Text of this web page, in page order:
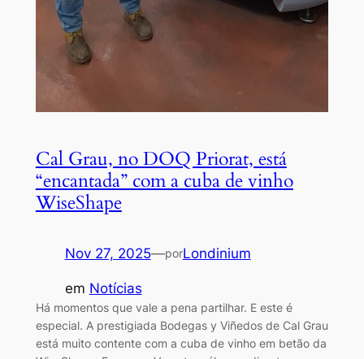
Cal Grau, no DOQ Priorat, está
“encantada” com a cuba de vinho
WiseShape
Nov 27, 2025—porLondinium
em Notícias
Há momentos que vale a pena partilhar. E este é
especial. A prestigiada Bodegas y Viñedos de Cal Grau
está muito contente com a cuba de vinho em betão da